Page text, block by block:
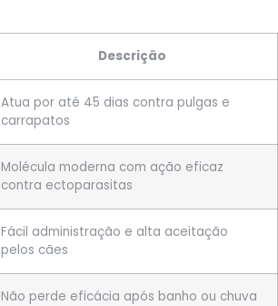
Descrição
Atua por até 45 dias contra pulgas e
carrapatos
Molécula moderna com ação eficaz
contra ectoparasitas
Fácil administração e alta aceitação
pelos cães
Não perde eficácia após banho ou chuva